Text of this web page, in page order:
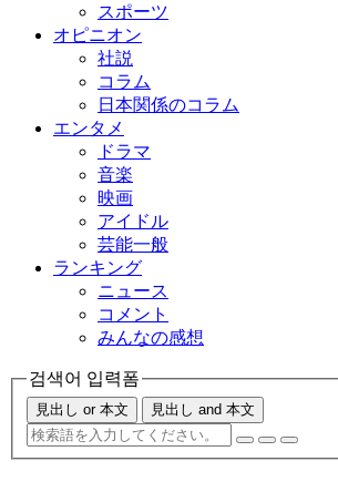
スポーツ
オピニオン
社説
コラム
日本関係のコラム
エンタメ
ドラマ
音楽
映画
アイドル
芸能一般
ランキング
ニュース
コメント
みんなの感想
검색어 입력폼
見出し or 本文 見出し and 本文